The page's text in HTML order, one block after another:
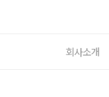
회사소개